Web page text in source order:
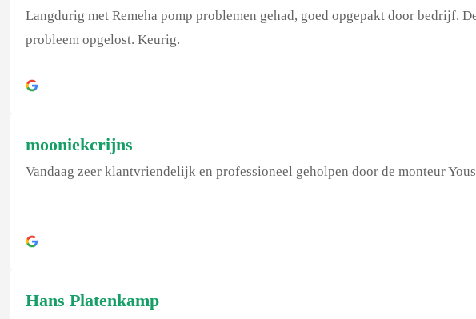
Langdurig met Remeha pomp problemen gehad, goed opgepakt door bedrijf.
probleem opgelost. Keurig.
mooniekcrijns
Vandaag zeer klantvriendelijk en professioneel geholpen door de monteur
Hans Platenkamp